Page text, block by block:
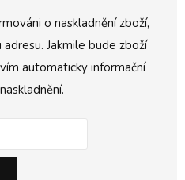
o naskladnění zboží,
Jakmile bude zboží
automaticky informační